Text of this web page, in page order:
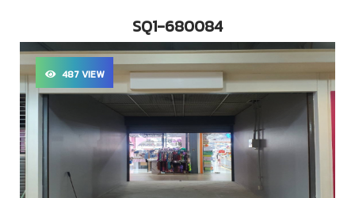
SQ1-680084
487 VIEW